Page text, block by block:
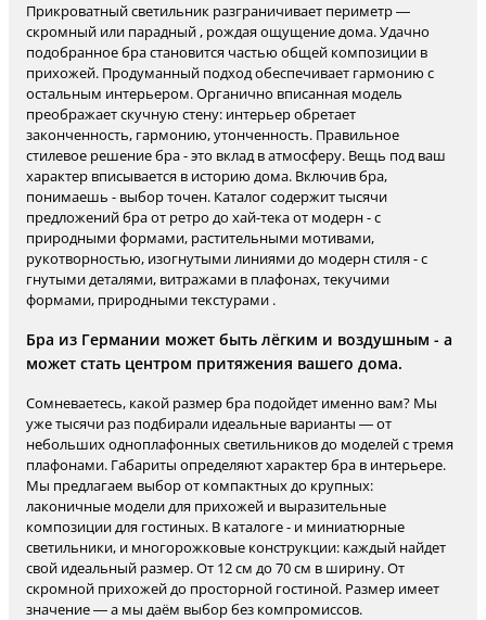
Прикроватный светильник разграничивает периметр —
скромный или парадный , рождая ощущение дома. Удачно
подобранное бра становится частью общей композиции в
прихожей. Продуманный подход обеспечивает гармонию с
остальным интерьером. Органично вписанная модель
преображает скучную стену: интерьер обретает
законченность, гармонию, утонченность. Правильное
стилевое решение бра - это вклад в атмосферу. Вещь под ваш
характер вписывается в историю дома. Включив бра,
понимаешь - выбор точен. Каталог содержит тысячи
предложений бра от ретро до хай-тека от модерн - с
природными формами, растительными мотивами,
рукотворностью, изогнутыми линиями до модерн стиля - с
гнутыми деталями, витражами в плафонах, текучими
формами, природными текстурами .
Бра из Германии может быть лёгким и воздушным - а
может стать центром притяжения вашего дома.
Сомневаетесь, какой размер бра подойдет именно вам? Мы
уже тысячи раз подбирали идеальные варианты — от
небольших одноплафонных светильников до моделей с тремя
плафонами. Габариты определяют характер бра в интерьере.
Мы предлагаем выбор от компактных до крупных:
лаконичные модели для прихожей и выразительные
композиции для гостиных. В каталоге - и миниатюрные
светильники, и многорожковые конструкции: каждый найдет
свой идеальный размер. От 12 см до 70 см в ширину. От
скромной прихожей до просторной гостиной. Размер имеет
значение — а мы даём выбор без компромиссов.